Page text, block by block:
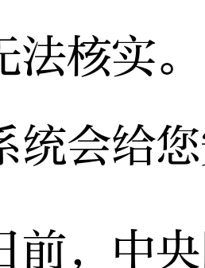
法核实
统会给
，中央